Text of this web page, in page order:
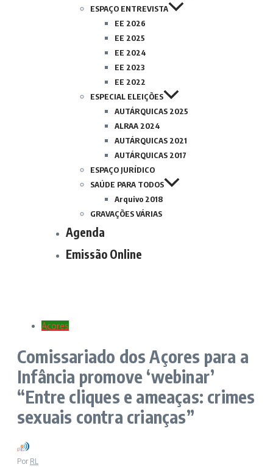
ESPAÇO ENTREVISTA
EE 2026
EE 2025
EE 2024
EE 2023
EE 2022
ESPECIAL ELEIÇÕES
AUTÁRQUICAS 2025
ALRAA 2024
AUTÁRQUICAS 2021
AUTÁRQUICAS 2017
ESPAÇO JURÍDICO
SAÚDE PARA TODOS
Arquivo 2018
GRAVAÇÕES VÁRIAS
Agenda
Emissão Online
Açores
Comissariado dos Açores para a
Infância promove ‘webinar’
“Entre cliques e ameaças: crimes
sexuais contra crianças”
Por RL